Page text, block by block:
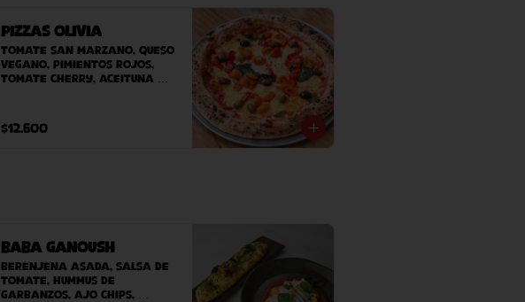
Pizzas Olivia
Tomate San Marzano, Queso
Vegano, pimientos rojos,
tomate Cherry, aceituna
$12.600
Baba Ganoush
Berenjena asada, Salsa de
tomate, hummus de
garbanzos, ajo chips,